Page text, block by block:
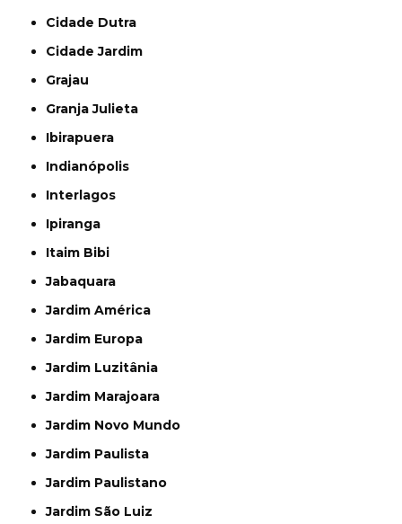
Cidade Dutra
Cidade Jardim
Grajau
Granja Julieta
Ibirapuera
Indianópolis
Interlagos
Ipiranga
Itaim Bibi
Jabaquara
Jardim América
Jardim Europa
Jardim Luzitânia
Jardim Marajoara
Jardim Novo Mundo
Jardim Paulista
Jardim Paulistano
Jardim São Luiz